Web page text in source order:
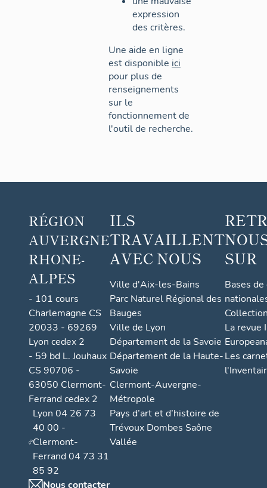
expression
des critères.
Une aide en ligne
est disponible ici
pour plus de
renseignements
sur le
fonctionnement de
l'outil de recherche.
RÉGION
AUVERGNE
RHONE-
ALPES
- 101 cours
Charlemagne CS
20033 - 69269
Lyon cedex 2
- 59 bd L. Jouhaux
CS 90706 -
63050 Clermont-
Ferrand cedex 2
Lyon 04 26 73
40 00 -
Clermont-
Ferrand 04 73 31
85 92
Nous contacter
ILS
TRAVAILLENT
AVEC NOUS
Ville d'Aix-les-Bains
Parc Naturel Régional des
Bauges
Ville de Lyon
Département de la Savoie
Département de la Haute-
Savoie
Clermont-Auvergne-
Métropole
Pays d’art et d’histoire de
Trévoux Dombes Saône
Vallée
SUR
Bases
La revue
Les